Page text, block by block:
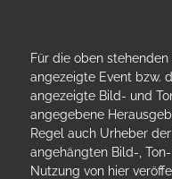
Für die oben
angezeigte Event bzw.
angezeigte Bild- und
angegebene
Regel auch Urheber
angehängten Bild-,
Nutzung von hier